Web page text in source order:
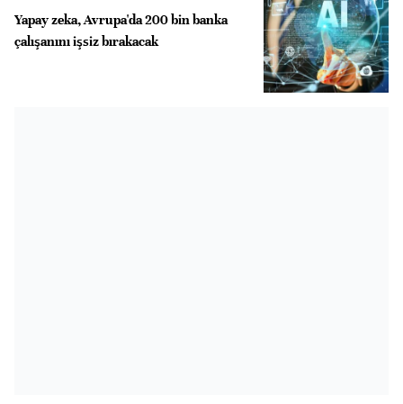
Yapay zeka, Avrupa'da 200 bin banka
çalışanını işsiz bırakacak